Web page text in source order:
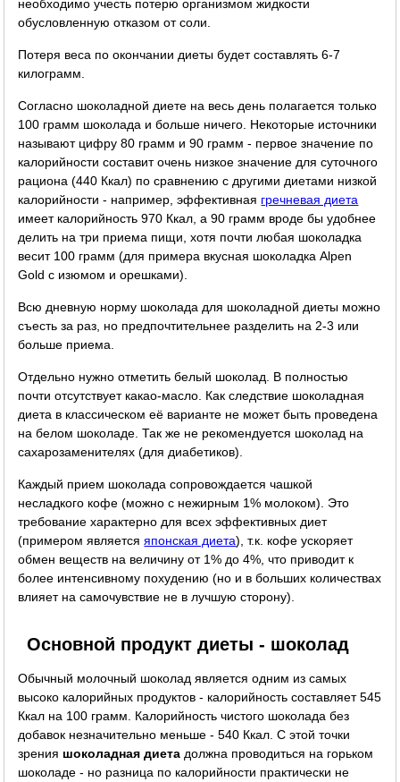
необходимо учесть потерю организмом жидкости
обусловленную отказом от соли.
Потеря веса по окончании диеты будет составлять 6-7
килограмм.
Согласно шоколадной диете на весь день полагается только
100 грамм шоколада и больше ничего. Некоторые источники
называют цифру 80 грамм и 90 грамм - первое значение по
калорийности составит очень низкое значение для суточного
рациона (440 Ккал) по сравнению с другими диетами низкой
калорийности - например, эффективная гречневая диета
имеет калорийность 970 Ккал, а 90 грамм вроде бы удобнее
делить на три приема пищи, хотя почти любая шоколадка
весит 100 грамм (для примера вкусная шоколадка Alpen
Gold с изюмом и орешками).
Всю дневную норму шоколада для шоколадной диеты можно
съесть за раз, но предпочтительнее разделить на 2-3 или
больше приема.
Отдельно нужно отметить белый шоколад. В полностью
почти отсутствует какао-масло. Как следствие шоколадная
диета в классическом её варианте не может быть проведена
на белом шоколаде. Так же не рекомендуется шоколад на
сахарозаменителях (для диабетиков).
Каждый прием шоколада сопровождается чашкой
несладкого кофе (можно с нежирным 1% молоком). Это
требование характерно для всех эффективных диет
(примером являетсяяпонская диета), т.к. кофе ускоряет
обмен веществ на величину от 1% до 4%, что приводит к
более интенсивному похудению (но и в больших количествах
влияет на самочувствие не в лучшую сторону).
Основной продукт диеты - шоколад
Обычный молочный шоколад является одним из самых
высоко калорийных продуктов - калорийность составляет 545
Ккал на 100 грамм. Калорийность чистого шоколада без
добавок незначительно меньше - 540 Ккал. С этой точки
зрения шоколадная диета должна проводиться на горьком
шоколаде - но разница по калорийности практически не